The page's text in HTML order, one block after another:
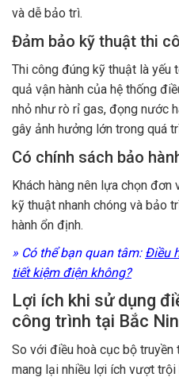
và dễ bảo trì.
Đảm bảo kỹ thuật thi
Thi công đúng kỹ thuật là yếu
quả vận hành của hệ thống
nhỏ như rò rỉ gas, đọng nước
gây ảnh hưởng lớn trong quá
Có chính sách bảo
Khách hàng nên lựa chọn
kỹ thuật nhanh chóng và bảo
hành ổn định.
» Có thể bạn quan tâm: Điều
tiết kiệm điện không?
Lợi ích khi sử dụng
công trình tại Bắc
So với điều hoà cục bộ truyền
mang lại nhiều lợi ích vượt